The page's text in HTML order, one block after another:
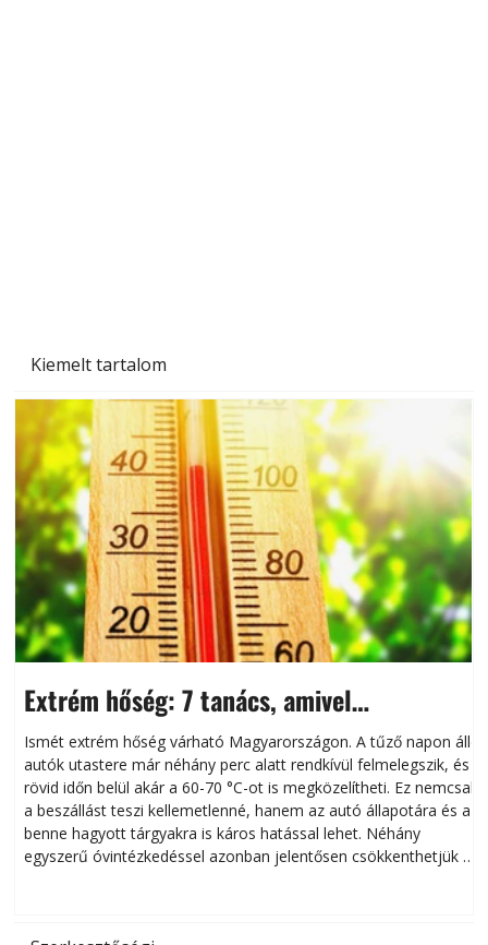
Kiemelt tartalom
Extrém hőség: 7 tanács, amivel
megóvhatjuk autónkat a nyári károktól
Ismét extrém hőség várható Magyarországon. A tűző napon álló
autók utastere már néhány perc alatt rendkívül felmelegszik, és
rövid időn belül akár a 60-70 °C-ot is megközelítheti. Ez nemcsak
a beszállást teszi kellemetlenné, hanem az autó állapotára és a
benne hagyott tárgyakra is káros hatással lehet. Néhány
egyszerű óvintézkedéssel azonban jelentősen csökkenthetjük a